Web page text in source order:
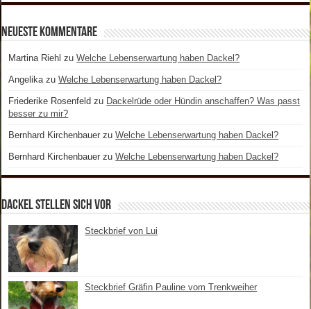
Neueste Kommentare
Martina Riehl zuWelche Lebenserwartung haben Dackel?
AngelikazuWelche Lebenserwartung haben Dackel?
Friederike Rosenfeld zu Dackelrüde oder Hündin anschaffen? Was passt
besser zu mir?
Bernhard Kirchenbauer zuWelche Lebenserwartung haben Dackel?
Bernhard Kirchenbauer zuWelche Lebenserwartung haben Dackel?
Dackel stellen sich vor
Steckbrief von Lui
Steckbrief Gräfin Pauline vom Trenkweiher